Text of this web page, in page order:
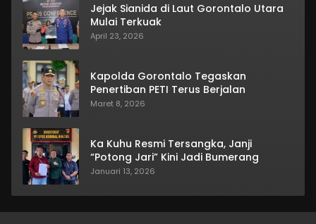
Jejak Sianida di Laut Gorontalo Utara
Mulai Terkuak
April 23, 2026
Kapolda Gorontalo Tegaskan
Penertiban PETI Terus Berjalan
Maret 8, 2026
Ka Kuhu Resmi Tersangka, Janji
“Potong Jari” Kini Jadi Bumerang
Januari 13, 2026